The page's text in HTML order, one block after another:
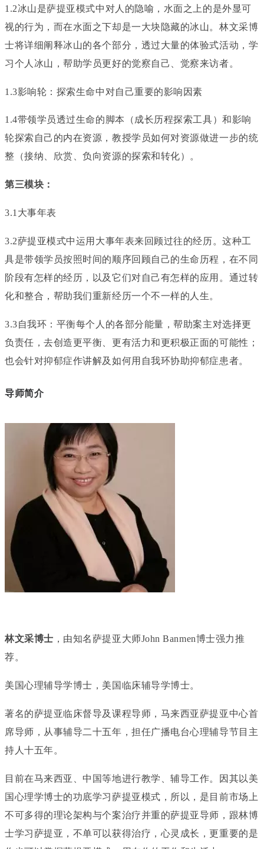
1.2冰山是萨提亚模式中对人的隐喻，水面之上的是外显可
视的行为，而在水面之下却是一大块隐藏的冰山。林文采博
士将详细阐释冰山的各个部分，透过大量的体验式活动，学
习个人冰山，帮助学员更好的觉察自己、觉察来访者。
1.3影响轮：探索生命中对自己重要的影响因素
1.4带领学员透过生命的脚本（成长历程探索工具）和影响
轮探索自己的内在资源，教授学员如何对资源做进一步的统
整（接纳、欣赏、负向资源的探索和转化）。
第三模块：
3.1大事年表
3.2萨提亚模式中运用大事年表来回顾过往的经历。这种工
具是带领学员按照时间的顺序回顾自己的生命历程，在不同
阶段有怎样的经历，以及它们对自己有怎样的应用。通过转
化和整合，帮助我们重新经历一个不一样的人生。
3.3自我环：平衡每个人的各部分能量，帮助案主对选择更
负责任，去创造更平衡、更有活力和更积极正面的可能性；
也会针对抑郁症作讲解及如何用自我环协助抑郁症患者。
导师简介
林文采博士 ，由知名萨提亚大师John Banmen博士强力推
荐。
美国心理辅导学博士，美国临床辅导学博士。
著名的萨提亚临床督导及课程导师，马来西亚萨提亚中心首
席导师，从事辅导二十五年，担任广播电台心理辅导节目主
持人十五年。
目前在马来西亚、中国等地进行教学、辅导工作。因其以美
国心理学博士的功底学习萨提亚模式，所以，是目前市场上
不可多得的理论架构与个案治疗并重的萨提亚导师，跟林博
士学习萨提亚，不单可以获得治疗，心灵成长，更重要的是